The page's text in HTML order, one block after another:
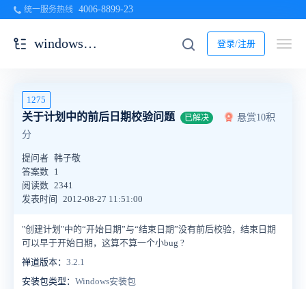
统一服务热线 4006-8899-23
登录/注册
windows一键安装包
1275
关于计划中的前后日期校验问题 已解决
悬赏10积
分
提问者 韩子敬
答案数 1
阅读数 2341
发表时间
2012-08-27 11:51:00
"创建计划"中的“开始日期”与“结束日期”没有前后校验，结束日期
可以早于开始日期，这算不算一个小bug ?
禅道版本： 3.2.1
安装包类型： Windows安装包